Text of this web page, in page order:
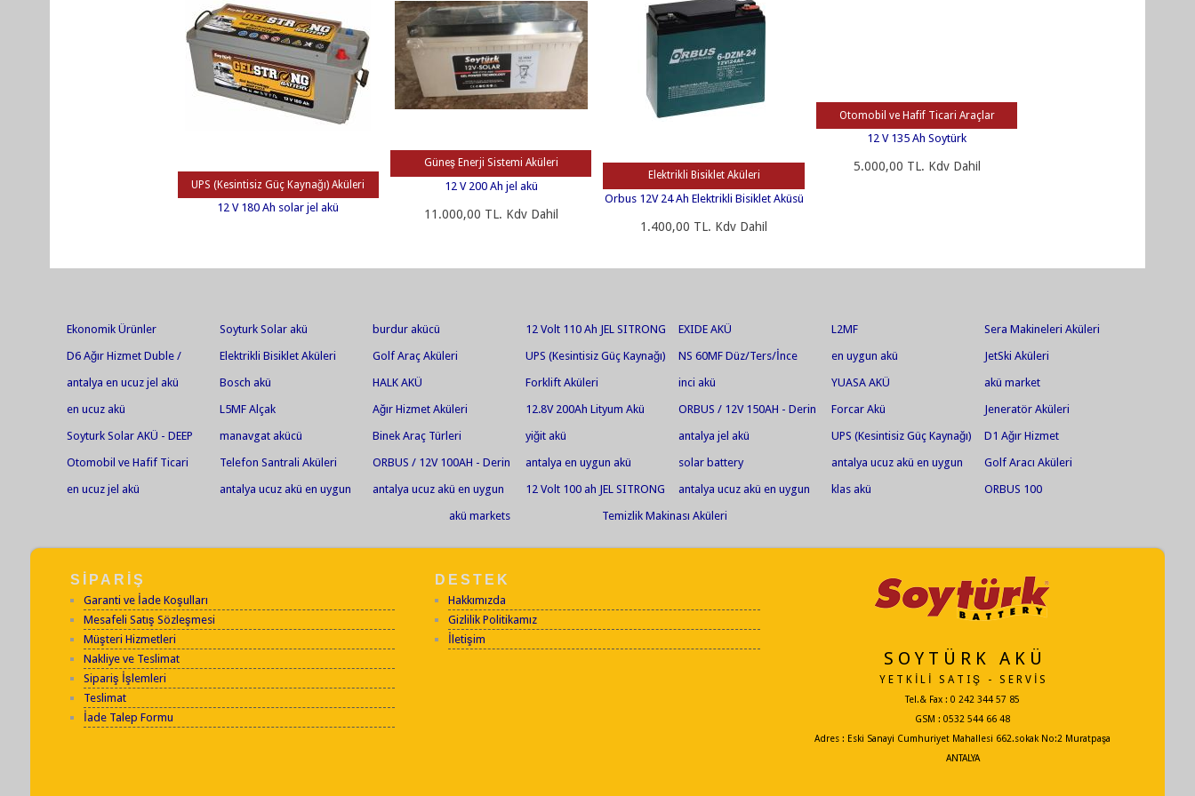
UPS (Kesintisiz Güç Kaynağı) Aküleri
12 V 180 Ah solar jel akü
Güneş Enerji Sistemi Aküleri
12 V 200 Ah jel akü
11.000,00 TL. Kdv Dahil
Elektrikli Bisiklet Aküleri
Orbus 12V 24 Ah Elektrikli Bisiklet Aküsü
1.400,00 TL. Kdv Dahil
Otomobil ve Hafif Ticari Araçlar
12 V 135 Ah Soytürk
5.000,00 TL. Kdv Dahil
Ekonomik Ürünler Soyturk Solar akü burdur akücü
12 Volt 110 Ah JEL SITRONG
EXIDE AKÜ L2MF
Sera Makineleri Aküleri
D6 Ağır Hizmet Duble /
Elektrikli Bisiklet Aküleri Golf Araç Aküleri
UPS (Kesintisiz Güç Kaynağı)
NS 60MF Düz/Ters/İnce en uygun akü
JetSki Aküleri
antalya en ucuz jel akü
Bosch akü HALK AKÜ Forklift Aküleri inci akü YUASA AKÜ
akü market
en ucuz akü
L5MF Alçak Ağır Hizmet Aküleri 12.8V 200Ah Lityum Akü
ORBUS / 12V 150AH - Derin
Forcar Akü
Jeneratör Aküleri
Soyturk Solar AKÜ - DEEP
manavgat akücü Binek Araç Türleri yiğit akü antalya jel akü
UPS (Kesintisiz Güç Kaynağı)
D1 Ağır Hizmet
Otomobil ve Hafif Ticari
Telefon Santrali Aküleri
ORBUS / 12V 100AH - Derin
antalya en uygun akü solar battery
antalya ucuz akü en uygun
Golf Aracı Aküleri
en ucuz jel akü
antalya ucuz akü en uygun
antalya ucuz akü en uygun
12 Volt 100 ah JEL SITRONG
antalya ucuz akü en uygun
klas akü
ORBUS 100
akü markets
Temizlik Makinası Aküleri
SİPARİŞ
Garanti ve İade Koşulları
Mesafeli Satış Sözleşmesi
Müşteri Hizmetleri
Nakliye ve Teslimat
Sipariş İşlemleri
Teslimat
İade Talep Formu
DESTEK
Hakkımızda
Gizlilik Politikamız
İletişim
S O Y T Ü R K A K Ü
Y E T K İ L İ S A T I Ş - S E R V İ S
Tel.& Fax : 0 242 344 57 85
GSM : 0532 544 66 48
Adres : Eski Sanayi Cumhuriyet Mahallesi 662.sokak No:2 Muratpaşa
ANTALYA